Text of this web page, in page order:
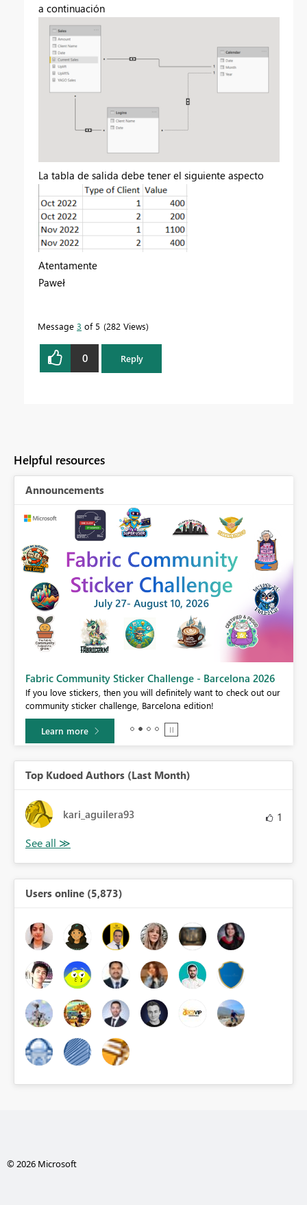
a continuación
La tabla de salida debe tener el siguiente aspecto
Atentamente
Paweł
Message 3 of 5 282 Views
0 Reply
Helpful resources
Announcements
Fabric Community Sticker Challenge - Barcelona 2026
If you love stickers, then you will definitely want to check out our
community sticker challenge, Barcelona edition!
Learn more
Top Kudoed Authors (Last Month)
kari_aguilera93 1
Users online (5,873)
© 2026 Microsoft